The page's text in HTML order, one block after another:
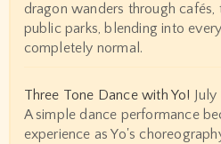
dragon wanders through cafés,
public parks, blending into
completely normal.
Three Tone Dance with Yo!
A simple dance performance
experience as Yo's